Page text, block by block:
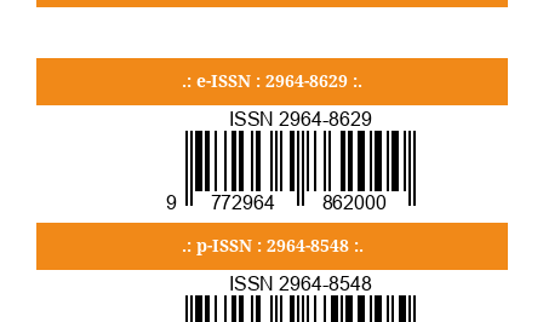
.: e-ISSN : 2964-8629 :.
.: p-ISSN : 2964-8548 :.